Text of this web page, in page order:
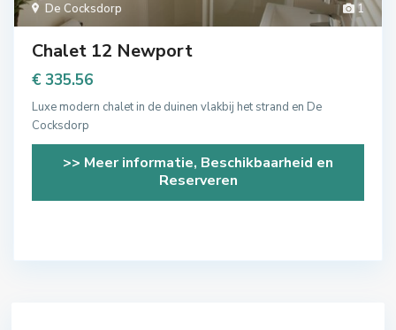
1
De Cocksdorp
Chalet 12 Newport
€ 335.56
Luxe modern chalet in de duinen vlakbij het strand en De
Cocksdorp
>> Meer informatie, Beschikbaarheid en
Reserveren